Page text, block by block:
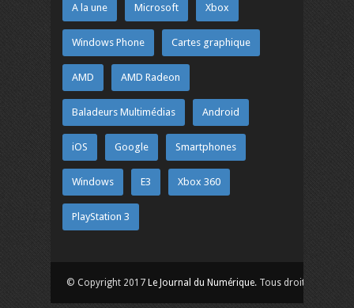
A la une Microsoft Xbox
Windows Phone Cartes graphique
AMD AMD Radeon
Baladeurs Multimédias Android
iOS Google Smartphones
Windows E3 Xbox 360
PlayStation 3
© Copyright 2017 Le Journal du Numérique. Tous droits réservés.